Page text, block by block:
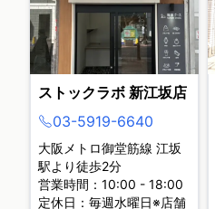
ストックラボ 新江坂店
03-5919-6640
大阪メトロ御堂筋線 江坂
駅より徒歩2分
営業時間：10:00 - 18:00
定休日：毎週水曜日※店舗